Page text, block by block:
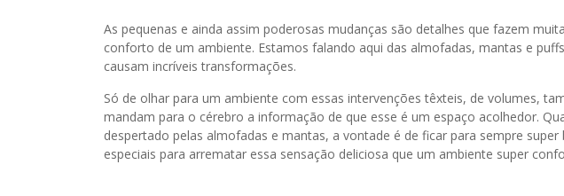
As pequenas e ainda assim poderosas mudanças são detalhes que fazem
conforto de um ambiente. Estamos falando aqui das almofadas, mantas e
causam incríveis transformações.
Só de olhar para um ambiente com essas intervenções têxteis, de volumes,
mandam para o cérebro a informação de que esse é um espaço acolhedor.
despertado pelas almofadas e mantas, a vontade é de ficar para sempre
especiais para arrematar essa sensação deliciosa que um ambiente super